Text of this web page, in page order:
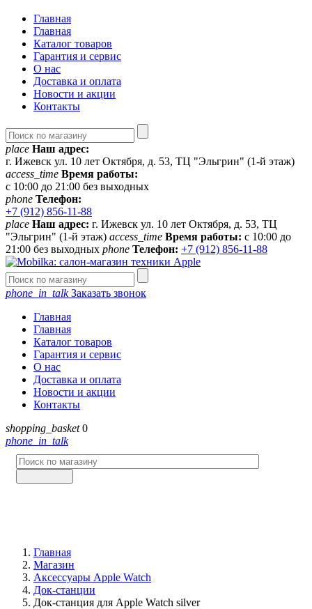
Главная
Главная
Каталог товаров
Гарантия и сервис
О нас
Доставка и оплата
Новости и акции
Контакты
place Наш адрес:
г. Ижевск ул. 10 лет Октября, д. 53, ТЦ "Эльгрин" (1-й этаж)
access_time Время работы:
с 10:00 до 21:00 без выходных
phone Телефон:
+7 (912) 856-11-88
place Наш адрес: г. Ижевск ул. 10 лет Октября, д. 53, ТЦ
"Эльгрин" (1-й этаж) access_time Время работы: с 10:00 до
21:00 без выходных phone Телефон: +7 (912) 856-11-88
phone_in_talkЗаказать звонок
Главная
Главная
Каталог товаров
Гарантия и сервис
О нас
Доставка и оплата
Новости и акции
Контакты
shopping_basket 0
phone_in_talk
Главная
Магазин
Аксессуары Apple Watch
Док-станции
Док-станция для Apple Watch silver